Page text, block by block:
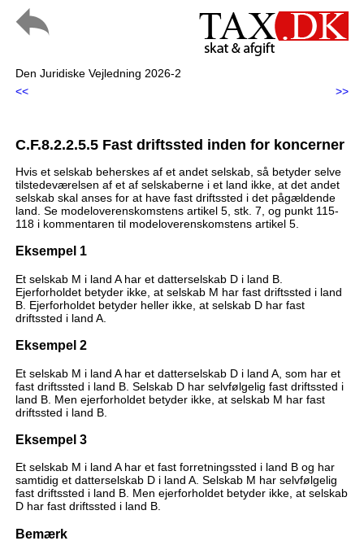
Den Juridiske Vejledning 2026-2
<<
>>
C.F.8.2.2.5.5 Fast driftssted inden for koncerner
Hvis et selskab beherskes af et andet selskab, så betyder selve
tilstedeværelsen af et af selskaberne i et land ikke, at det andet
selskab skal anses for at have fast driftssted i det pågældende
land. Se modeloverenskomstens artikel 5, stk. 7, og punkt 115-
118 i kommentaren til modeloverenskomstens artikel 5.
Eksempel 1
Et selskab M i land A har et datterselskab D i land B.
Ejerforholdet betyder ikke, at selskab M har fast driftssted i land
B. Ejerforholdet betyder heller ikke, at selskab D har fast
driftssted i land A.
Eksempel 2
Et selskab M i land A har et datterselskab D i land A, som har et
fast driftssted i land B. Selskab D har selvfølgelig fast driftssted i
land B. Men ejerforholdet betyder ikke, at selskab M har fast
driftssted i land B.
Eksempel 3
Et selskab M i land A har et fast forretningssted i land B og har
samtidig et datterselskab D i land A. Selskab M har selvfølgelig
fast driftssted i land B. Men ejerforholdet betyder ikke, at selskab
D har fast driftssted i land B.
Bemærk